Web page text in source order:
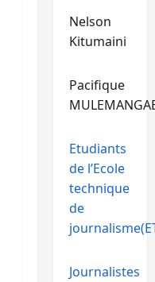
Nelson
Kitumaini
Pacifique
Etudiants
de l’Ecole
technique
de
Journalistes